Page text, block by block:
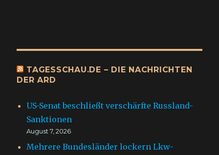
TAGESSCHAU.DE – DIE NACHRICHTEN
DER ARD
US-Senat beschließt verschärfte Russland-
Sanktionen
August 7, 2026
Mehrere Bundesländer lockern Lkw-